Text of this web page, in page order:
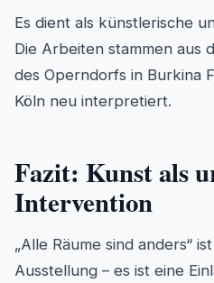
Es dient als künstlerische
Die Arbeiten stammen aus
des Operndorfs in Burkina
Köln neu interpretiert.
Fazit: Kunst als
Intervention
„Alle Räume sind anders“
Ausstellung – es ist eine